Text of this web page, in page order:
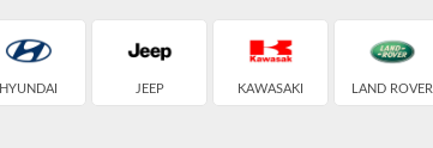
HYUNDAI JEEP KAWASAKI LAND ROVER